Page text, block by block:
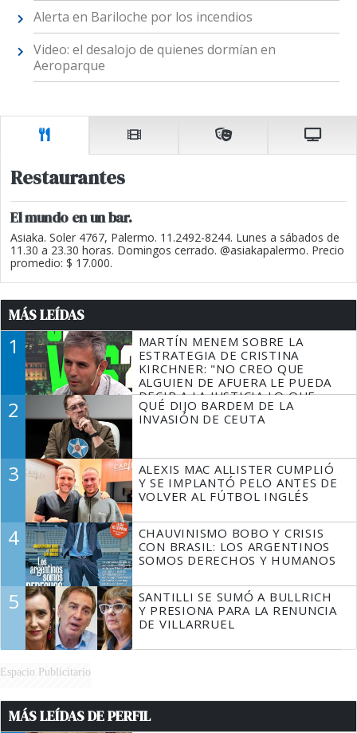
Alerta en Bariloche por los incendios
Video: el desalojo de quienes dormían en
Aeroparque
Restaurantes
El mundo en un bar.
Asiaka. Soler 4767, Palermo. 11.2492-8244. Lunes a sábados de
11.30 a 23.30 horas. Domingos cerrado. @asiakapalermo. Precio
promedio: $ 17.000.
MÁS LEÍDAS
1
MARTÍN MENEM SOBRE LA
ESTRATEGIA DE CRISTINA
KIRCHNER: "NO CREO QUE
ALGUIEN DE AFUERA LE PUEDA
DECIR A LA JUSTICIA LO QUE
TIENE QUE HACER"
2
QUÉ DIJO BARDEM DE LA
INVASIÓN DE CEUTA
3
ALEXIS MAC ALLISTER CUMPLIÓ
Y SE IMPLANTÓ PELO ANTES DE
VOLVER AL FÚTBOL INGLÉS
4
CHAUVINISMO BOBO Y CRISIS
CON BRASIL: LOS ARGENTINOS
SOMOS DERECHOS Y HUMANOS
5
SANTILLI SE SUMÓ A BULLRICH
Y PRESIONA PARA LA RENUNCIA
DE VILLARRUEL
Espacio Publicitario
MÁS LEÍDAS DE PERFIL